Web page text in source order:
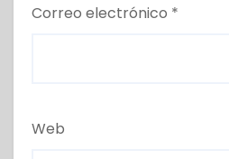
Correo electrónico *
Web